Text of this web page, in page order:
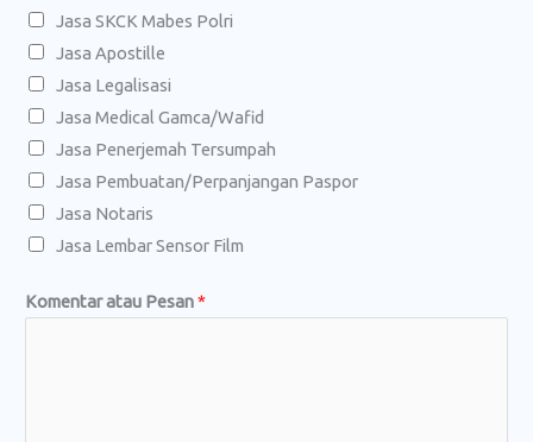
Jasa SKCK Mabes Polri
Jasa Apostille
Jasa Legalisasi
Jasa Medical Gamca/Wafid
Jasa Penerjemah Tersumpah
Jasa Pembuatan/Perpanjangan Paspor
Jasa Notaris
Jasa Lembar Sensor Film
u
Komentar atau Pesan*